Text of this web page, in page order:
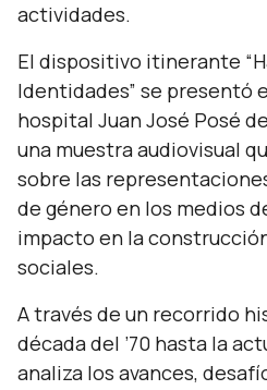
actividades.
El dispositivo itinerante
Identidades” se presentó
hospital Juan José Posé
una muestra audiovisual
sobre las
de género en los medios
impacto en la
sociales.
A través de un recorrido
década del ’70 hasta la
analiza los avances,